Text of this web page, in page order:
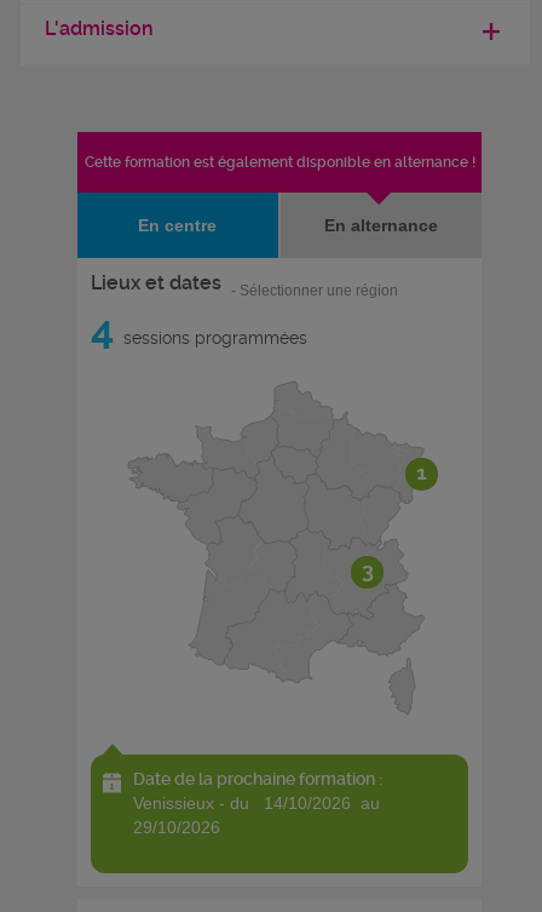
L'admission
Cette formation est également disponible en alternance !
En centre En alternance
Lieux et dates - Sélectionner une région
4 sessions programmées
1
3
Date de la prochaine formation :
venissieux - du 14/10/2026 au
29/10/2026